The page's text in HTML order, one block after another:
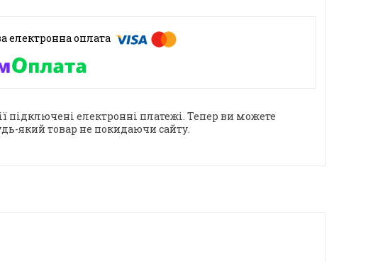
підключені електронні платежі. Тепер ви можете
який товар не покидаючи сайту.